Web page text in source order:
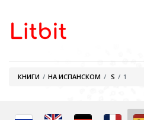
КНИГИ НА ИСПАНСКОМ S 1